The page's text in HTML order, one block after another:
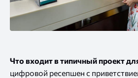
Что входит в типичный проект
цифровой ресепшен с